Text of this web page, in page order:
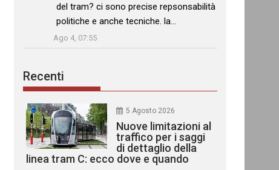
del tram? ci sono precise repsonsabilità
politiche e anche tecniche. la…
Ago 4, 07:55
Recenti
5 Agosto 2026
Nuove limitazioni al
traffico per i saggi
di dettaglio della
linea tram C: ecco dove e quando